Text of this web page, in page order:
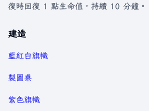
復時回復 1 點生命值，持續 10 分鐘。
建造
藍紅白旗幟
製圖桌
紫色旗幟